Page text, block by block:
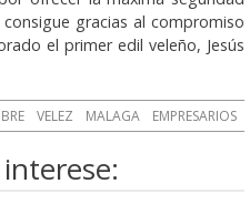
gracias al compromiso
el primer edil veleño, Jesús
VELEZ MALAGA EMPRESARIOS